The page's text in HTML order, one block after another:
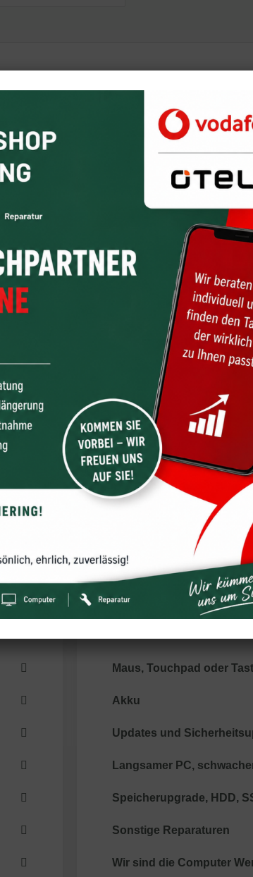
zur Kontaktaufnahme nutzen möchten, müssen
angeben. Hinweise zum Datenschutz finden
Dich
Maus, Touchpad oder
Akku
Updates und
Langsamer PC,
Speicherupgrade, HDD,
Sonstige Reparaturen
Wir sind die Computer